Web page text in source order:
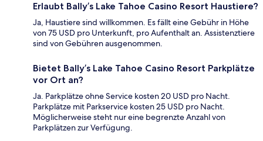
Erlaubt Bally’s Lake Tahoe Casino Resort Haustiere?
Ja, Haustiere sind willkommen. Es fällt eine Gebühr in Höhe
von 75 USD pro Unterkunft, pro Aufenthalt an. Assistenztiere
sind von Gebühren ausgenommen.
Bietet Bally’s Lake Tahoe Casino Resort Parkplätze
vor Ort an?
Ja. Parkplätze ohne Service kosten 20 USD pro Nacht.
Parkplätze mit Parkservice kosten 25 USD pro Nacht.
Möglicherweise steht nur eine begrenzte Anzahl von
Parkplätzen zur Verfügung.